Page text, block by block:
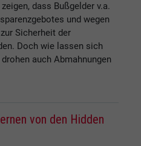
dass Bußgelder v.a.
und wegen
Sicherheit der
Doch wie lassen sich
auch Abmahnungen
von den Hidden